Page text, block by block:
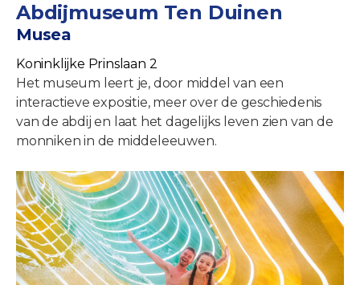
Abdijmuseum Ten Duinen
Musea
Koninklijke Prinslaan 2
Het museum leert je, door middel van een
interactieve expositie, meer over de geschiedenis
van de abdij en laat het dagelijks leven zien van de
monniken in de middeleeuwen.